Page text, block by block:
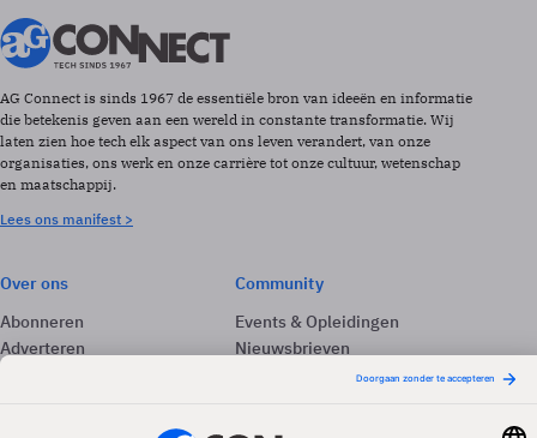
AG Connect is sinds 1967 de essentiële bron van ideeën en informatie
die betekenis geven aan een wereld in constante transformatie. Wij
laten zien hoe tech elk aspect van ons leven verandert, van onze
organisaties, ons werk en onze carrière tot onze cultuur, wetenschap
en maatschappij.
Lees ons manifest >
Over ons
Abonneren
Adverteren
Community
Events & Opleidingen
Nieuwsbrieven